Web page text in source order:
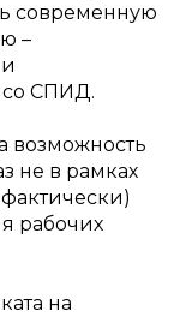
современную
–
СПИД.
возможность
не в рамках
рабочих
на